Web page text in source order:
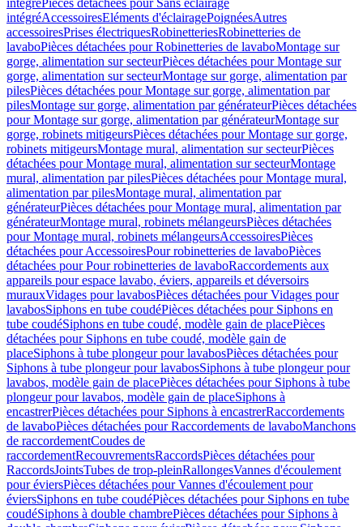
intégréPièces détachées pour Sans éclairage
intégréAccessoiresEléments d'éclairagePoignéesAutres
accessoiresPrises électriquesRobinetteriesRobinetteries de
lavaboPièces détachées pour Robinetteries de lavaboMontage sur
gorge, alimentation sur secteurPièces détachées pour Montage sur
gorge, alimentation sur secteurMontage sur gorge, alimentation par
pilesPièces détachées pour Montage sur gorge, alimentation par
pilesMontage sur gorge, alimentation par générateurPièces détachées
pour Montage sur gorge, alimentation par générateurMontage sur
gorge, robinets mitigeursPièces détachées pour Montage sur gorge,
robinets mitigeursMontage mural, alimentation sur secteurPièces
détachées pour Montage mural, alimentation sur secteurMontage
mural, alimentation par pilesPièces détachées pour Montage mural,
alimentation par pilesMontage mural, alimentation par
générateurPièces détachées pour Montage mural, alimentation par
générateurMontage mural, robinets mélangeursPièces détachées
pour Montage mural, robinets mélangeursAccessoiresPièces
détachées pour AccessoiresPour robinetteries de lavaboPièces
détachées pour Pour robinetteries de lavaboRaccordements aux
appareils pour espace lavabo, éviers, appareils et déversoirs
murauxVidages pour lavabosPièces détachées pour Vidages pour
lavabosSiphons en tube coudéPièces détachées pour Siphons en
tube coudéSiphons en tube coudé, modèle gain de placePièces
détachées pour Siphons en tube coudé, modèle gain de
placeSiphons à tube plongeur pour lavabosPièces détachées pour
Siphons à tube plongeur pour lavabosSiphons à tube plongeur pour
lavabos, modèle gain de placePièces détachées pour Siphons à tube
plongeur pour lavabos, modèle gain de placeSiphons à
encastrerPièces détachées pour Siphons à encastrerRaccordements
de lavaboPièces détachées pour Raccordements de lavaboManchons
de raccordementCoudes de
raccordementRecouvrementsRaccordsPièces détachées pour
RaccordsJointsTubes de trop-pleinRallongesVannes d'écoulement
pour éviersPièces détachées pour Vannes d'écoulement pour
éviersSiphons en tube coudéPièces détachées pour Siphons en tube
coudéSiphons à double chambrePièces détachées pour Siphons à